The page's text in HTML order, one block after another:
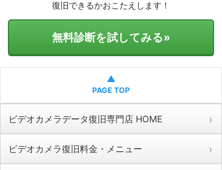
復旧できるかおこたえします！
無料診断を試してみる»
▲
PAGE TOP
ビデオカメラデータ復旧専門店 HOME
ビデオカメラ復旧料金・メニュー